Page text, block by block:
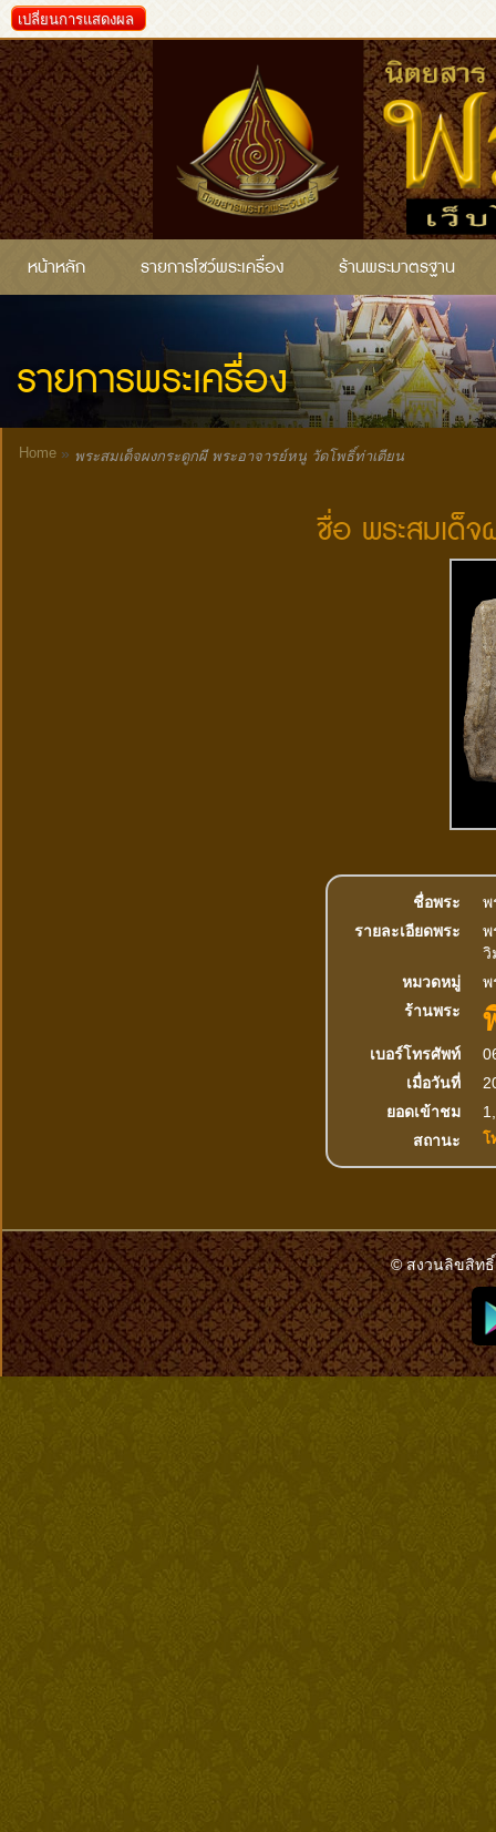
เปลี่ยนการแสดงผล
หน้าหลัก รายการโชว์พระเครื่อง ร้านพระมาตรฐาน
รายการพระเครื่อง
Home » พระสมเด็จผงกระดูกผี พระอาจารย์หนู วัดโพธิ์ท่าเตียน
ชื่อ พระสมเด็
ชื่อพระ
พ
รายละเอียดพระ
พ
วิ
หมวดหมู่
พ
ร้านพระ
เบอร์โทรศัพท์
เมื่อวันที่
ยอดเข้าชม
สถานะ
โ
© สงวนลิขสิทธิ์